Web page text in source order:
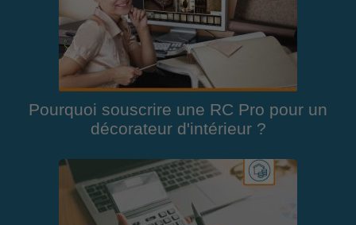
Pourquoi souscrire une RC Pro pour un
décorateur d'intérieur ?